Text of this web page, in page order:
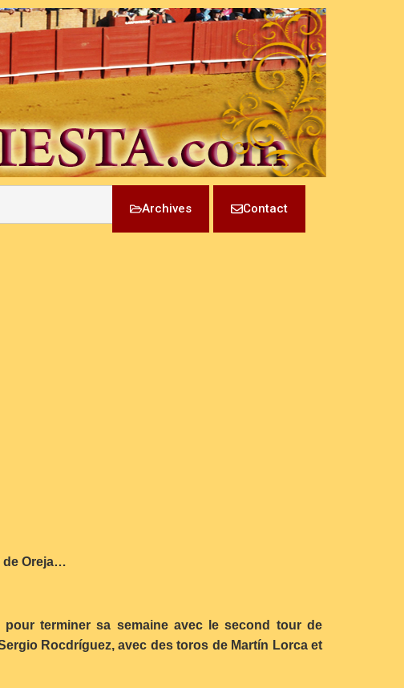
Archives Contact
de Oreja…
terminer sa semaine avec le second tour de
Rocdríguez, avec des toros de Martín Lorca et